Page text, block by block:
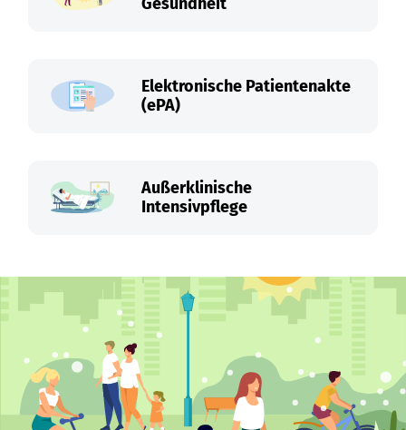
Elektronische Patientenakte
(ePA)
Außerklinische
Intensivpflege